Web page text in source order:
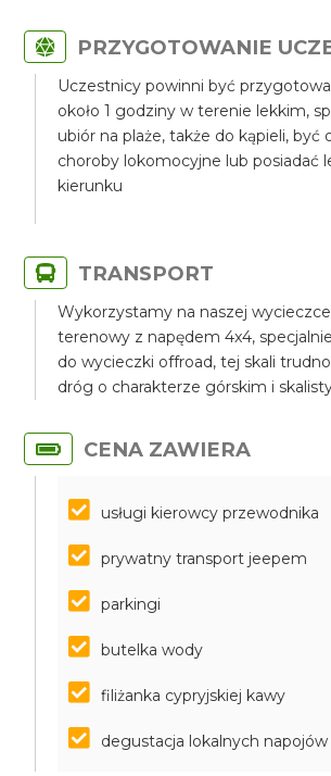
PRZYGOTOWANIE
Uczestnicy powinni być
około 1 godziny w terenie lekkim,
ubiór na plaże, także do kąpieli, być
choroby lokomocyjne lub posiadać
kierunku
TRANSPORT
Wykorzystamy na naszej
terenowy z napędem 4x4,
do wycieczki offroad, tej skali
dróg o charakterze górskim i
CENA ZAWIERA
usługi kierowcy przewodnika
prywatny transport jeepem
parkingi
butelka wody
filiżanka cypryjskiej kawy
degustacja lokalnych napojów